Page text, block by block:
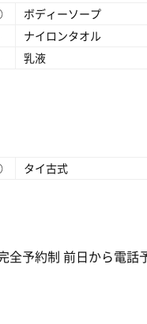
ボディーソープ
ナイロンタオル
乳液
タイ古式
全予約制 前日から電話